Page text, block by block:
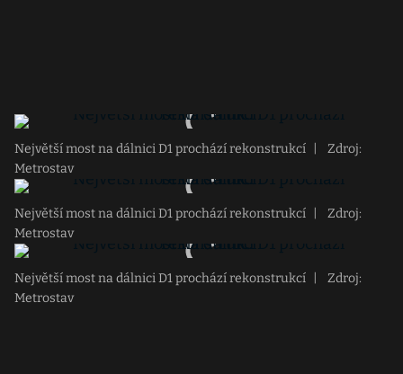
Největší most na dálnici D1 prochází rekonstrukcí
Zdroj:
Metrostav
Největší most na dálnici D1 prochází rekonstrukcí
Zdroj:
Metrostav
Největší most na dálnici D1 prochází rekonstrukcí
Zdroj:
Metrostav